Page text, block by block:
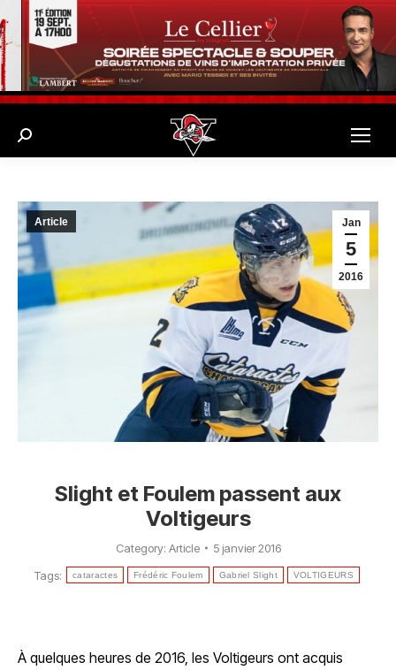
Search:
Jan
5
2016
Article
Slight et Foulem passent aux
Voltigeurs
Category: Article
5 janvier 2016
Tags:
cataractes Frédéric Foulem Gabriel Slight VOLTIGEURS
À quelques heures de 2016, les Voltigeurs ont acquis